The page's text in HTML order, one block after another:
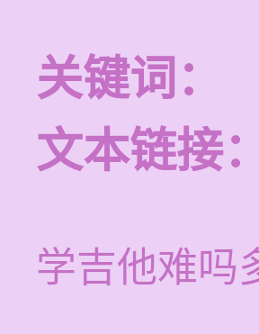
关键词：
文本链接：
学吉他难吗